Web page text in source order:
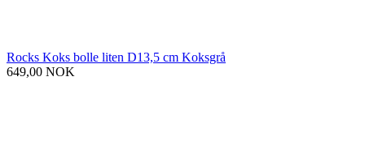
Rocks Koks bolle liten D13,5 cm Koksgrå
649,00 NOK